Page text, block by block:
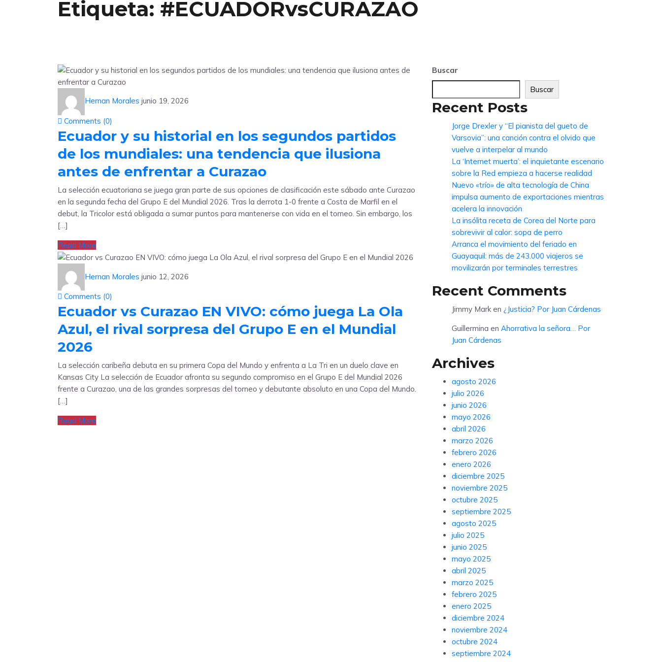
Etiqueta: #ECUADORvsCURAZAO
Hernan Morales junio 19, 2026
Comments (0)
Ecuador y su historial en los segundos partidos
de los mundiales: una tendencia que ilusiona
antes de enfrentar a Curazao
La selección ecuatoriana se juega gran parte de sus opciones de clasificación este sábado ante Curazao
en la segunda fecha del Grupo E del Mundial 2026. Tras la derrota 1-0 frente a Costa de Marfil en el
debut, la Tricolor está obligada a sumar puntos para mantenerse con vida en el torneo. Sin embargo, los
[…]
Read More
Hernan Morales junio 12, 2026
Comments (0)
Ecuador vs Curazao EN VIVO: cómo juega La Ola
Azul, el rival sorpresa del Grupo E en el Mundial
2026
La selección caribeña debuta en su primera Copa del Mundo y enfrenta a La Tri en un duelo clave en
Kansas City La selección de Ecuador afronta su segundo compromiso en el Grupo E del Mundial 2026
frente a Curazao, una de las grandes sorpresas del torneo y debutante absoluto en una Copa del Mundo.
[…]
Read More
Buscar
Buscar
Recent Posts
Jorge Drexler y “El pianista del gueto de
Varsovia”: una canción contra el olvido que
vuelve a interpelar al mundo
La ‘Internet muerta’: el inquietante escenario
sobre la Red empieza a hacerse realidad
Nuevo «trío» de alta tecnología de China
impulsa aumento de exportaciones mientras
acelera la innovación
La insólita receta de Corea del Norte para
sobrevivir al calor: sopa de perro
Arranca el movimiento del feriado en
Guayaquil: más de 243.000 viajeros se
movilizarán por terminales terrestres
Recent Comments
Jimmy Mark en ¿Justicia? Por Juan Cárdenas
Guillermina en Ahorrativa la señora… Por
Juan Cárdenas
Archives
agosto 2026
julio 2026
junio 2026
mayo 2026
abril 2026
marzo 2026
febrero 2026
enero 2026
diciembre 2025
noviembre 2025
octubre 2025
septiembre 2025
agosto 2025
julio 2025
junio 2025
mayo 2025
abril 2025
marzo 2025
febrero 2025
enero 2025
diciembre 2024
noviembre 2024
octubre 2024
septiembre 2024